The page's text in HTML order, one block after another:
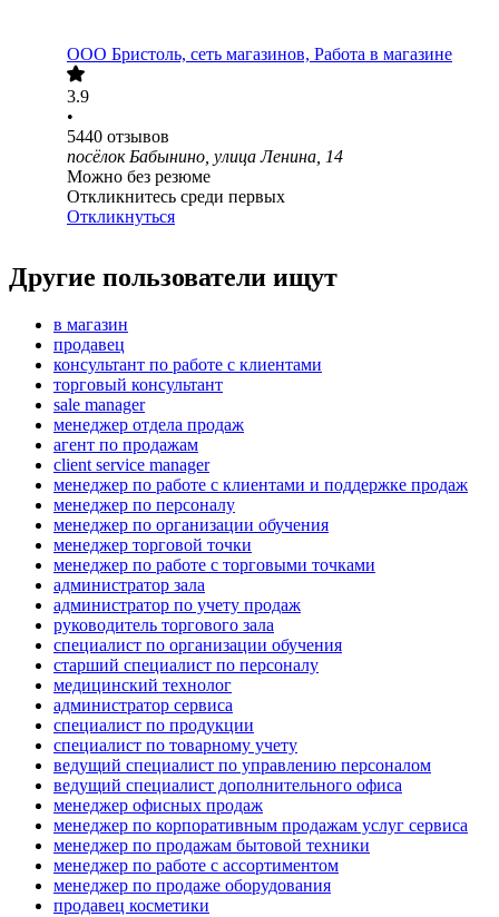
ООО Бристоль, сеть магазинов, Работа в магазине
3.9
•
5440 отзывов
посёлок Бабынино, улица Ленина, 14
Можно без резюме
Откликнитесь среди первых
Откликнуться
Другие пользователи ищут
в магазин
продавец
консультант по работе с клиентами
торговый консультант
sale manager
менеджер отдела продаж
агент по продажам
client service manager
менеджер по работе с клиентами и поддержке продаж
менеджер по персоналу
менеджер по организации обучения
менеджер торговой точки
менеджер по работе с торговыми точками
администратор зала
администратор по учету продаж
руководитель торгового зала
специалист по организации обучения
старший специалист по персоналу
медицинский технолог
администратор сервиса
специалист по продукции
специалист по товарному учету
ведущий специалист по управлению персоналом
ведущий специалист дополнительного офиса
менеджер офисных продаж
менеджер по корпоративным продажам услуг сервиса
менеджер по продажам бытовой техники
менеджер по работе с ассортиментом
менеджер по продаже оборудования
продавец косметики